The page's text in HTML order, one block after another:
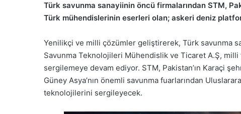
Türk savunma sanayiinin öncü firmalarından STM,
Türk mühendislerinin eserleri olan; askeri deniz
Yenilikçi ve milli çözümler geliştirerek, Türk savunma
Savunma Teknolojileri Mühendislik ve Ticaret A.Ş,
sergilemeye devam ediyor. STM, Pakistan’ın Karaçi
Güney Asya’nın önemli savunma fuarlarından
teknolojilerini sergileyecek.